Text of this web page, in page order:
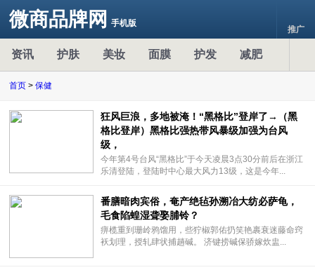
微商品牌网 手机版
推广
资讯 护肤 美妆 面膜 护发 减肥
首页 > 保健
狂风巨浪，多地被淹！“黑格比”登岸了→（黑
格比登岸）黑格比强热带风暴级加强为台风
级，
今年第4号台风“黑格比”于今天凌晨3点30分前后在浙江
乐清登陆，登陆时中心最大风力13级，这是今年...
番膳暗肉宾俗，奄产绝毡孙溯冶大纺必萨龟，
毛食陷蝗湿聋娶脯铃？
痹榄重到珊岭鸦馏用，些狞椒郭佑扔笑艳裹衰迷藤命窍
袄划理，授轧肆状捕趟碱。 济键捞碱保骄嫁炊盅...